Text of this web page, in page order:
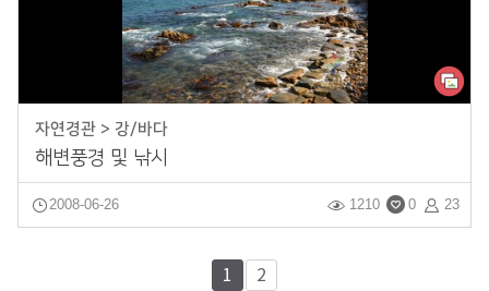
자연경관 > 강/바다
해변풍경 및 낚시
2008-06-26 23
0
1210
1 2